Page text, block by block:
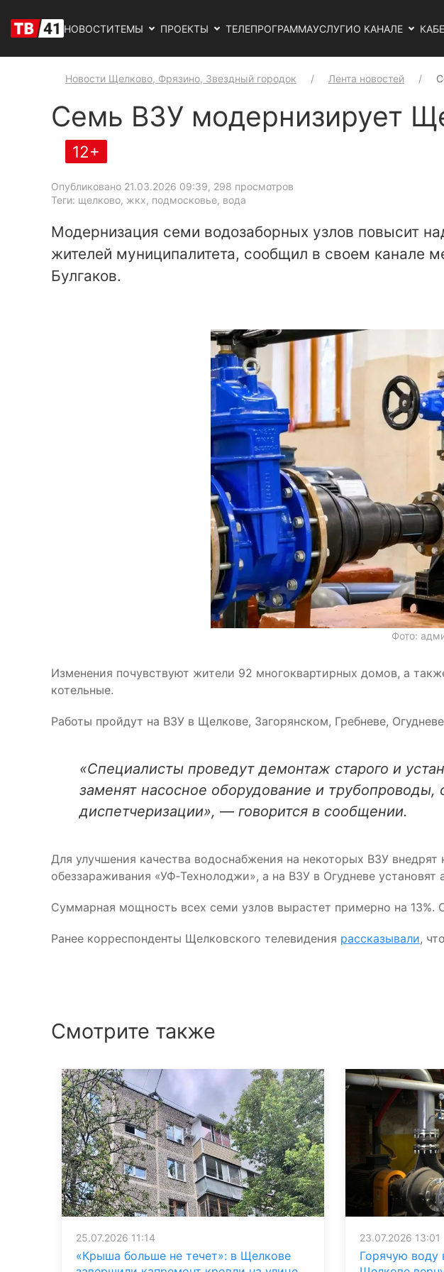
НОВОСТИТЕМЫ ПРОЕКТЫ ТЕЛЕПРОГРАММАУСЛУГИО КАНАЛЕ
Новости Щелково, Фрязино, Звездный городок Лента новостей
Семь ВЗУ модернизирует
12+
Опубликовано 21.03.2026 09:39, 298 просмотров
Теги: щелково, жкх, подмосковье, вода
Модернизация семи водозаборных узлов повысит
жителей муниципалитета, сообщил в своем канале
Булгаков.
Фото:
Изменения почувствуют жители 92 многоквартирных домов, а
котельные.
Работы пройдут на ВЗУ в Щелкове, Загорянском, Гребневе,
«Специалисты проведут демонтаж старого и
заменят насосное оборудование и
диспетчеризации», — говорится в сообщении.
Для улучшения качества водоснабжения на некоторых ВЗУ
обеззараживания «УФ‑Технолоджи», а на ВЗУ в Огудневе
Суммарная мощность всех семи узлов вырастет примерно на 13%.
Ранее корреспонденты Щелковского телевидения рассказывали,
Смотрите также
25.07.2026 11:14
«Крыша больше не течет»: в Щелкове
23.07.2026 13:01
Горячую воду